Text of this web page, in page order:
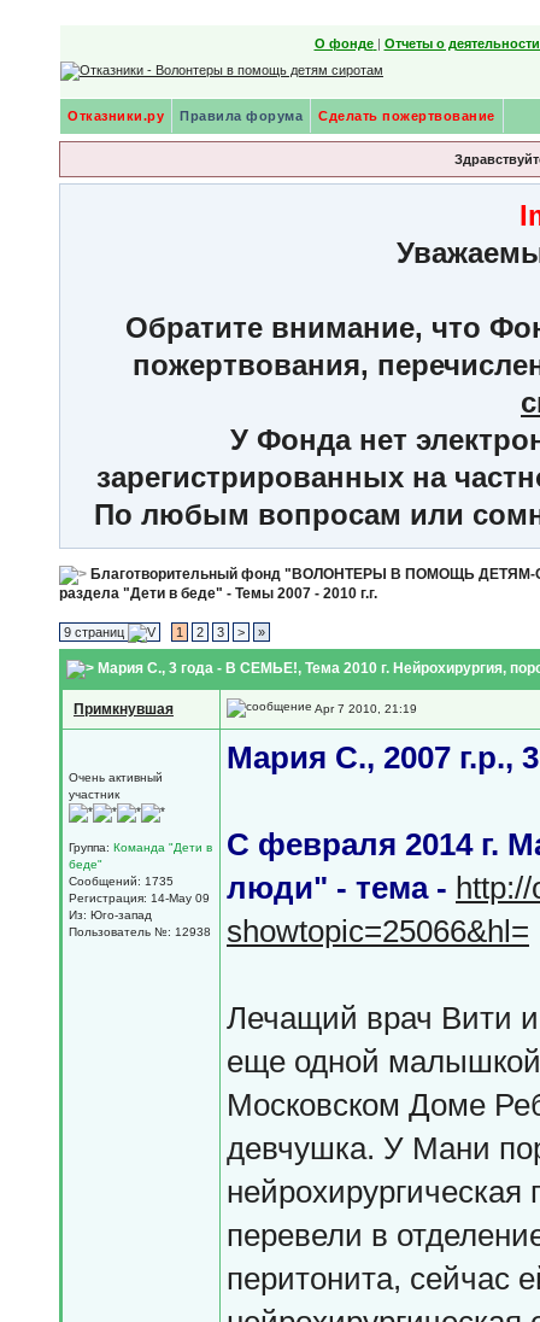
О фонде | Отчеты о
Отказники.ру Правила форума Сделать пожертвование
Обратите внимание, что
пожертвования,
У Фонда нет
зарегистрированных на
По любым вопросам или
Благотворительный фонд "ВОЛОНТЕРЫ В ПОМОЩЬ
раздела "Дети в беде" - Темы 2007 - 2010 г.г.
9 страниц 1 2 3 > »
Мария С., 3 года - В СЕМЬЕ!, Тема 2010 г. Нейрохирургия,
Примкнувшая Apr 7 2010, 21:19
Очень активный
участник
Группа: Команда "Дети в
беде"
Сообщений: 1735
Регистрация: 14-May 09
Из: Юго-запад
Пользователь №: 12938
Мария С., 2007
С февраля 2014 г.
люди" - тема -
showtopic=25066&hl=
Лечащий врач Вити
еще одной
Московском Доме
девчушка. У Мани
перевели в
перитонита, сейчас